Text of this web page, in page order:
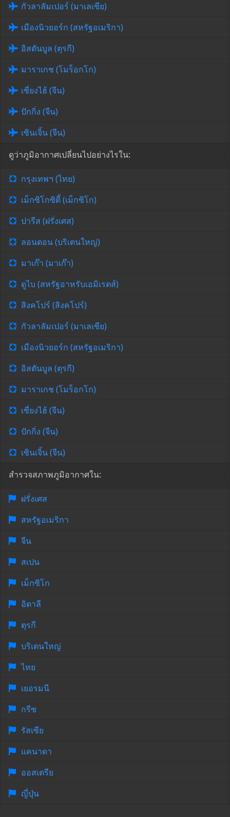
กัวลาลัมเปอร์ (มาเลเซีย)
เมืองนิวยอร์ก (สหรัฐอเมริกา)
อิสตันบูล (ตุรกี)
มาราเกช (โมร็อกโก)
เซี่ยงไฮ้ (จีน)
ปักกิ่ง (จีน)
เซินเจิ้น (จีน)
ดูว่าภูมิอากาศเปลี่ยนไปอย่างไรใน:
กรุงเทพฯ (ไทย)
เม็กซิโกซิตี้ (เม็กซิโก)
ปารีส (ฝรั่งเศส)
ลอนดอน (บริเตนใหญ่)
มาเก๊า (มาเก๊า)
ดูไบ (สหรัฐอาหรับเอมิเรตส์)
สิงคโปร์ (สิงคโปร์)
กัวลาลัมเปอร์ (มาเลเซีย)
เมืองนิวยอร์ก (สหรัฐอเมริกา)
อิสตันบูล (ตุรกี)
มาราเกช (โมร็อกโก)
เซี่ยงไฮ้ (จีน)
ปักกิ่ง (จีน)
เซินเจิ้น (จีน)
สำรวจสภาพภูมิอากาศใน:
ฝรั่งเศส
สหรัฐอเมริกา
จีน
สเปน
เม็กซิโก
อิตาลี
ตุรกี
บริเตนใหญ่
ไทย
เยอรมนี
กรีซ
รัสเซีย
แคนาดา
ออสเตรีย
ญี่ปุ่น